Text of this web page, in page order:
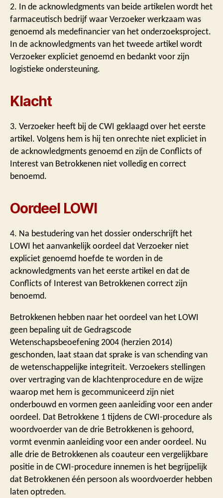
2. In de acknowledgments van beide artikelen wordt het
farmaceutisch bedrijf waar Verzoeker werkzaam was
genoemd als medefinancier van het onderzoeksproject.
In de acknowledgments van het tweede artikel wordt
Verzoeker expliciet genoemd en bedankt voor zijn
logistieke ondersteuning.
Klacht
3. Verzoeker heeft bij de CWI geklaagd over het eerste
artikel. Volgens hem is hij ten onrechte niet expliciet in
de acknowledgments genoemd en zijn de Conflicts of
Interest van Betrokkenen niet volledig en correct
benoemd.
Oordeel LOWI
4. Na bestudering van het dossier onderschrijft het
LOWI het aanvankelijk oordeel dat Verzoeker niet
expliciet genoemd hoefde te worden in de
acknowledgments van het eerste artikel en dat de
Conflicts of Interest van Betrokkenen correct zijn
benoemd.
Betrokkenen hebben naar het oordeel van het LOWI
geen bepaling uit de Gedragscode
Wetenschapsbeoefening 2004 (herzien 2014)
geschonden, laat staan dat sprake is van schending van
de wetenschappelijke integriteit. Verzoekers stellingen
over vertraging van de klachtenprocedure en de wijze
waarop met hem is gecommuniceerd zijn niet
onderbouwd en vormen geen aanleiding voor een ander
oordeel. Dat Betrokkene 1 tijdens de CWI-procedure als
woordvoerder van de drie Betrokkenen is gehoord,
vormt evenmin aanleiding voor een ander oordeel. Nu
alle drie de Betrokkenen als coauteur een vergelijkbare
positie in de CWI-procedure innemen is het begrijpelijk
dat Betrokkenen één persoon als woordvoerder hebben
laten optreden.